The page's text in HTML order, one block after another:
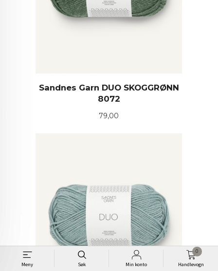
Meny Søk Min konto Handlevogn
0
Sandnes Garn DUO SKOGGRØNN
8072
Pris
79,00